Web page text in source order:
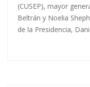
(CUSEP), mayor
Beltrán y Noelia
de la Presidencia,